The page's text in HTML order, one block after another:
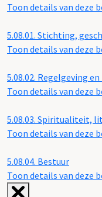
Toon details van deze
5.08.01. Stichting,
Toon details van deze
5.08.02. Regelgeving
Toon details van deze
5.08.03. Spiritualiteit,
Toon details van deze
5.08.04. Bestuur
Toon details van deze